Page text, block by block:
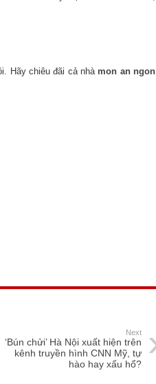
Hãy chiêu đãi cả nhà mon an ngon
Next
‘Bún chửi’ Hà Nội xuất hiện trên
kênh truyền hình CNN Mỹ, tự
hào hay xấu hổ?